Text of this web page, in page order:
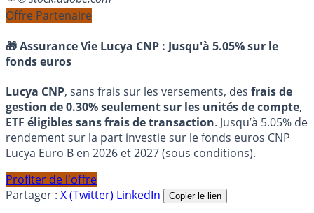
Offre Partenaire
🎁 Assurance Vie Lucya CNP : Jusqu'à 5.05% sur le
fonds euros
Lucya CNP, sans frais sur les versements, des frais de
gestion de 0.30% seulement sur les unités de compte,
ETF éligibles sans frais de transaction. Jusqu’à 5.05% de
rendement sur la part investie sur le fonds euros CNP
Lucya Euro B en 2026 et 2027 (sous conditions).
Profiter de l'offre
Partager : X (Twitter) LinkedIn Copier le lien